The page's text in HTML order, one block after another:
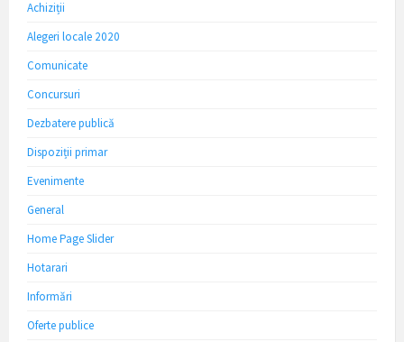
Achiziții
Alegeri locale 2020
Comunicate
Concursuri
Dezbatere publică
Dispoziții primar
Evenimente
General
Home Page Slider
Hotarari
Informări
Oferte publice